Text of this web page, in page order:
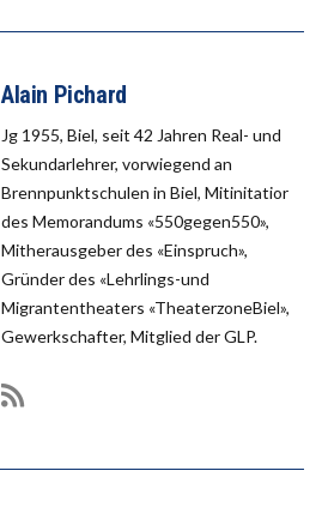
Alain Pichard
Jg 1955, Biel, seit 42 Jahren Real- und
Sekundarlehrer, vorwiegend an
Brennpunktschulen in Biel, Mitinitatior
des Memorandums «550gegen550»,
Mitherausgeber des «Einspruch»,
Gründer des «Lehrlings-und
Migrantentheaters «TheaterzoneBiel»,
Gewerkschafter, Mitglied der GLP.